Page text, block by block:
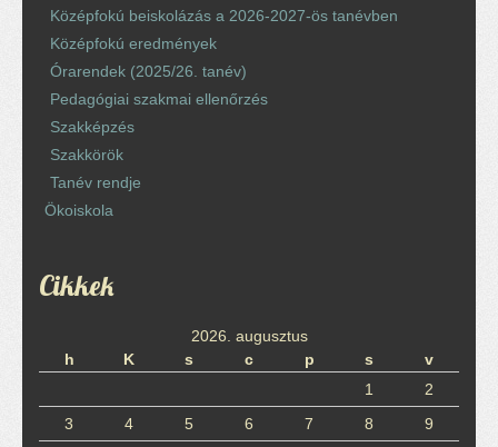
Középfokú beiskolázás a 2026-2027-ös tanévben
Középfokú eredmények
Órarendek (2025/26. tanév)
Pedagógiai szakmai ellenőrzés
Szakképzés
Szakkörök
Tanév rendje
Ökoiskola
Cikkek
2026. augusztus
h
K s c p s
v
1
2
3
4 5 6 7 8
9